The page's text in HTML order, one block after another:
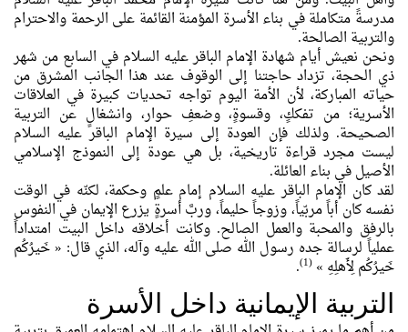
مدرسةً متكاملة في بناء الأسرة المؤمنة القائمة على الرحمة والاحترام
والتربية الصالحة.
ونحن نعيش أيام شهادة الإمام الباقر عليه السلام في السابع من شهر
ذي الحجة، تزداد حاجتنا إلى الوقوف عند هذا الجانب المشرق من
حياته المباركة، لأن الأمة اليوم تواجه تحديات كبيرة في العلاقات
الأسرية؛ من تفككٍ، وقسوةٍ، وضعفِ حوار، وانشغالٍ عن التربية
الصحيحة. ولذلك فإن العودة إلى سيرة الإمام الباقر عليه السلام
ليست مجرد قراءة تاريخية، بل هي عودة إلى النموذج الإسلامي
الأصيل في بناء العائلة.
لقد كان الإمام الباقر عليه السلام إمام علمٍ وحكمة، لكنّه في الوقت
نفسه كان أباً مربّياً، وزوجاً حليماً، وربَّ أسرةٍ يزرع الإيمان في النفوس
بالرفق والمحبة والعمل الصالح. وكانت أخلاقه داخل البيت امتداداً
عملياً لرسالة جده رسول الله صلى الله عليه وآله، الذي قال: « خَيرُكُم
خَيرُكُم لِأَهلِهِ » (1)
.
التربية الإيمانية داخل الأسرة